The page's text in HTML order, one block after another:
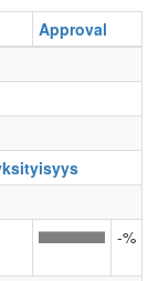
Approval
-%